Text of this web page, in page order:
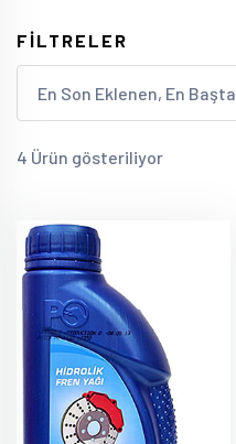
FİLTRELER
En Son Eklenen, En Başta
4 Ürün gösteriliyor